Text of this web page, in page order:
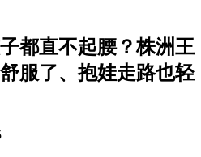
都直不起腰？株洲王
服了、抱娃走路也轻